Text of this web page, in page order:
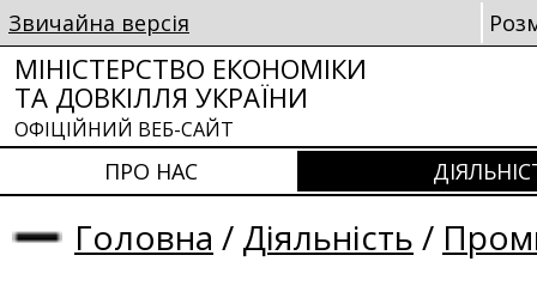
Звичайна версія
МІНІСТЕРСТВО ЕКОНОМІКИ
ТА ДОВКІЛЛЯ УКРАЇНИ
ОФІЦІЙНИЙ ВЕБ-САЙТ
ПРО НАС
Головна / Діяльність /